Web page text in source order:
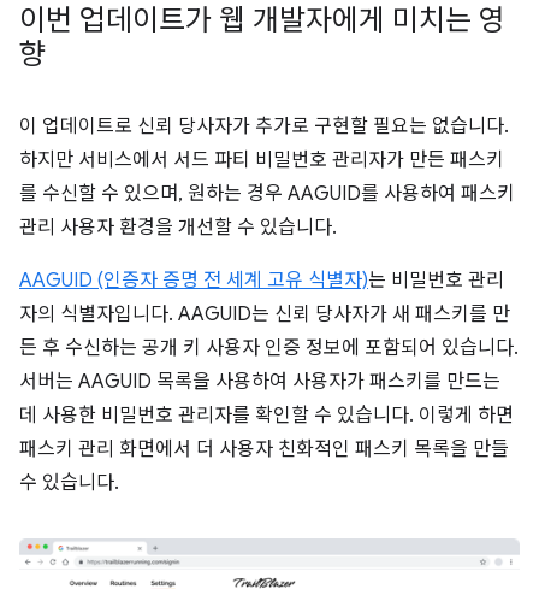
이번 업데이트가 웹 개발자에게 미치는 영
향
이 업데이트로 신뢰 당사자가 추가로 구현할 필요는 없습니다.
하지만 서비스에서 서드 파티 비밀번호 관리자가 만든 패스키
를 수신할 수 있으며, 원하는 경우 AAGUID를 사용하여 패스키
관리 사용자 환경을 개선할 수 있습니다.
AAGUID (인증자 증명 전 세계 고유 식별자)는 비밀번호 관리
자의 식별자입니다. AAGUID는 신뢰 당사자가 새 패스키를 만
든 후 수신하는 공개 키 사용자 인증 정보에 포함되어 있습니다.
서버는 AAGUID 목록을 사용하여 사용자가 패스키를 만드는
데 사용한 비밀번호 관리자를 확인할 수 있습니다. 이렇게 하면
패스키 관리 화면에서 더 사용자 친화적인 패스키 목록을 만들
수 있습니다.